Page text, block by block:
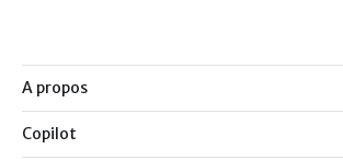
A propos
Copilot